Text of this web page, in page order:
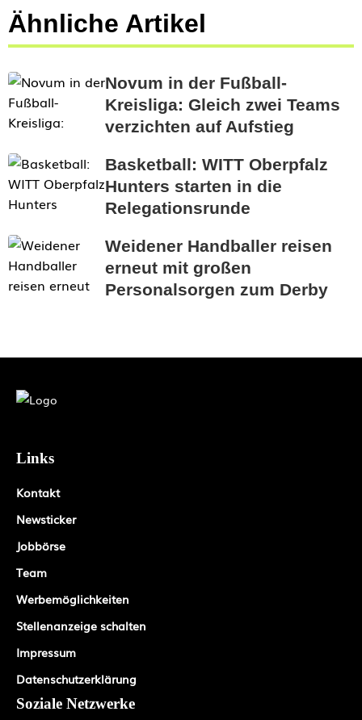
Ähnliche Artikel
Novum in der Fußball-
Kreisliga: Gleich zwei Teams
verzichten auf Aufstieg
Basketball: WITT Oberpfalz
Hunters starten in die
Relegationsrunde
Weidener Handballer reisen
erneut mit großen
Personalsorgen zum Derby
Links
Kontakt
Newsticker
Jobbörse
Team
Werbemöglichkeiten
Stellenanzeige schalten
Impressum
Datenschutzerklärung
Soziale Netzwerke